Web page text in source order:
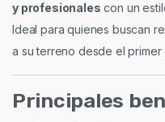
y profesionales con un
Ideal para quienes buscan
a su terreno desde el primer
Principales